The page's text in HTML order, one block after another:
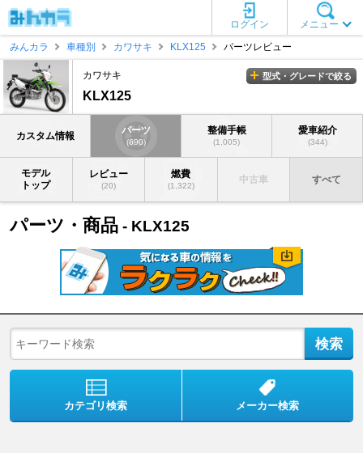
メニュー
ログイン
みんカラ
車種別 カワサキ KLX125 パーツレビュー
カワサキ
KLX125
型式・グレードで絞る
カスタム情報 パーツ
(690)
整備手帳
(1,005)
愛車紹介
(344)
モデル
トップ
レビュー
(20)
燃費
(1,322)
中古車 すべて
パーツ・商品 - KLX125
カテゴリ検索 メーカー検索